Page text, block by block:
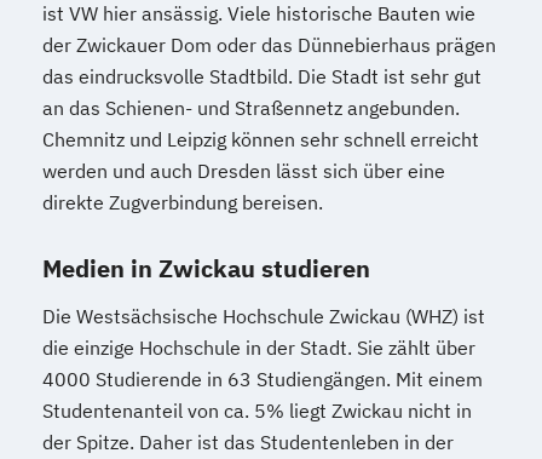
ist VW hier ansässig. Viele historische Bauten wie
der Zwickauer Dom oder das Dünnebierhaus prägen
das eindrucksvolle Stadtbild. Die Stadt ist sehr gut
an das Schienen- und Straßennetz angebunden.
Chemnitz und Leipzig können sehr schnell erreicht
werden und auch Dresden lässt sich über eine
direkte Zugverbindung bereisen.
Medien in Zwickau studieren
Die Westsächsische Hochschule Zwickau (WHZ) ist
die einzige Hochschule in der Stadt. Sie zählt über
4000 Studierende in 63 Studiengängen. Mit einem
Studentenanteil von ca. 5% liegt Zwickau nicht in
der Spitze. Daher ist das Studentenleben in der